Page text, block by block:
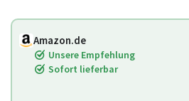
Amazon.de
Unsere Empfehlung
Sofort lieferbar